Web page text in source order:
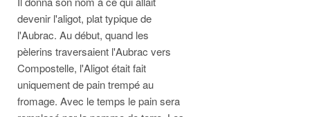
devenir l'aligot, plat typique de
l'Aubrac. Au début, quand les
pèlerins traversaient l'Aubrac vers
Compostelle, l'Aligot était fait
uniquement de pain trempé au
fromage. Avec le temps le pain sera